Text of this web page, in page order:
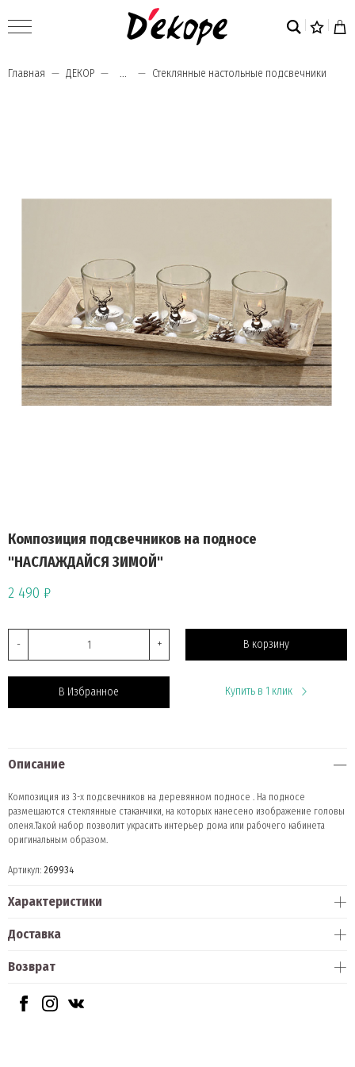
Главная ДЕКОР ... Стеклянные настольные подсвечники
Композиция подсвечников на подносе
"НАСЛАЖДАЙСЯ ЗИМОЙ"
2 490 ₽
- + В корзину
В Избранное Купить в 1 клик
Описание
Композиция из 3-х подсвечников на деревянном подносе . На подносе
размещаются стеклянные стаканчики, на которых нанесено изображение головы
оленя.Такой набор позволит украсить интерьер дома или рабочего кабинета
оригинальным образом.
Артикул: 269934
Характеристики
Доставка
Возврат